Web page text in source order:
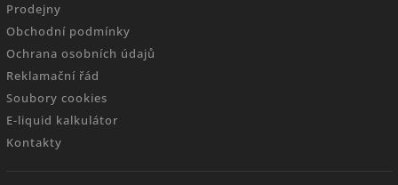
Prodejny
Obchodní podmínky
Ochrana osobních údajů
Reklamační řád
Soubory cookies
E-liquid kalkulátor
Kontakty